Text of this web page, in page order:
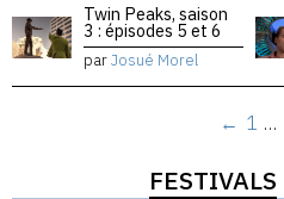
Twin Peaks, saison
3 : épisodes 5 et 6
parJosué Morel
← 1 …
FESTIVALS